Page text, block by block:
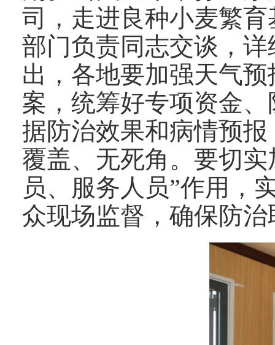
司，走进良种小麦繁
部门负责同志交谈，
出，各地要加强天气
案，统筹好专项资金
据防治效果和病情预
覆盖、无死角。要切
员、服务人员”作用，
众现场监督，确保防